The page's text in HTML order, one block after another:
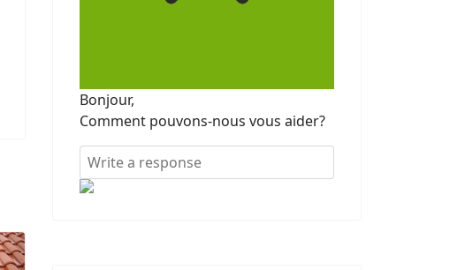
Bonjour,
Comment pouvons-nous vous aider?